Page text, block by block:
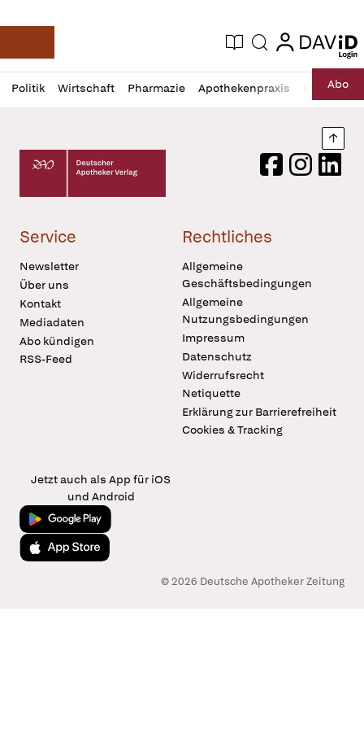
Deutsche Apotheker Zeitung
Aktuelle Ausgabe
Suche login
login
Politik Wirtschaft Pharmazie Apothekenpraxis RechtAbo
Profil
öffnen
Daz
Pur
Deutscher Apotheker Verlag Logo
FacebookInstagram
Service
Newsletter
Über uns
Kontakt
Mediadaten
Abo kündigen
RSS-Feed
Rechtliches
Allgemeine
Geschäftsbedingungen
Allgemeine
Nutzungsbedingungen
Impressum
Datenschutz
Widerrufsrecht
Netiquette
Erklärung zur Barrierefreiheit
Cookies & Tracking
Jetzt auch als App für iOS
und Android
Jetzt bei Google Play
Laden im App Store
© 2026 Deutsche Apotheker Zeitung